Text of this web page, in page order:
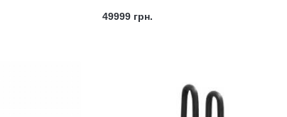
49999 грн.